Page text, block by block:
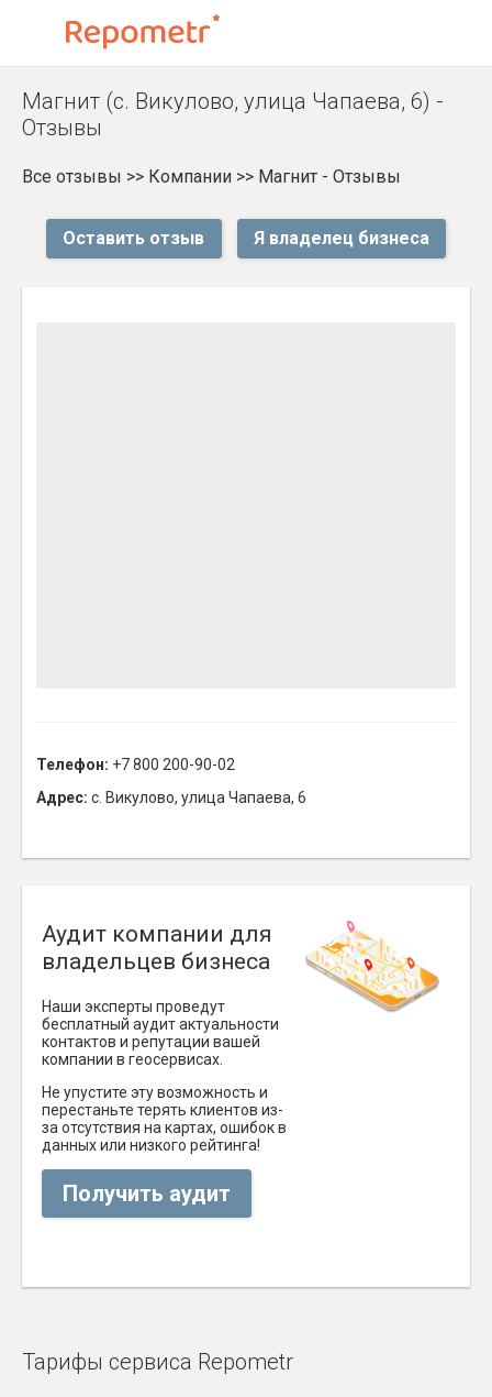
Магнит (с. Викулово, улица Чапаева, 6) -
Отзывы
Все отзывы >> Компании >> Магнит - Отзывы
Оставить отзыв Я владелец бизнеса
Телефон: +7 800 200-90-02
Адрес: с. Викулово, улица Чапаева, 6
Аудит компании для
владельцев бизнеса
Наши эксперты проведут
бесплатный аудит актуальности
контактов и репутации вашей
компании в геосервисах.
Не упустите эту возможность и
перестаньте терять клиентов из-
за отсутствия на картах, ошибок в
данных или низкого рейтинга!
Получить аудит
Тарифы сервиса Repometr